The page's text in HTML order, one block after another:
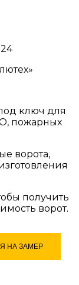
ключ для
пожарных
ворота,
получить
ворот.
НА ЗАМЕР